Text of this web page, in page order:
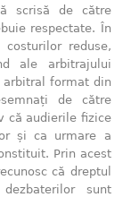
scrisă de către
respectate. În
reduse,
ale arbitrajului
arbitral format din
de către
că audierile fizice
și ca urmare a
Prin acest
că dreptul
sunt